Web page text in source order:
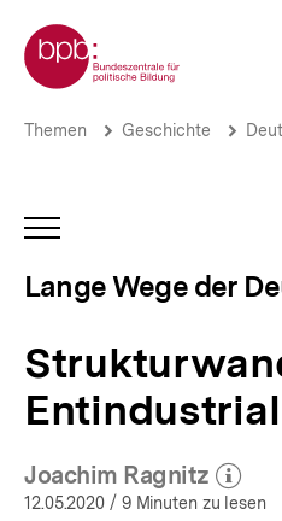
zum
Seiteninhalt
springen
Zur Startseite der bpb
Strukturwandel
Lange
Wege
Deutschen
bpb.de
Brotkrümelnavigation
Themen Geschichte
INHALTSNAVIGATION
Lange Wege der
Joachim Ragnitz
(Mehr zum
öffnen
12.05.2020 / 9 Minuten zu lesen